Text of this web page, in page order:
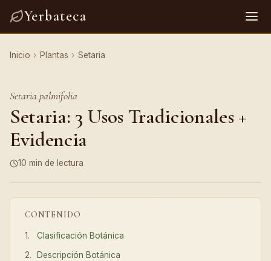
Yerbateca
Inicio › Plantas › Setaria
Setaria palmifolia
Setaria: 3 Usos Tradicionales +
Evidencia
10 min de lectura
CONTENIDO
Clasificación Botánica
Descripción Botánica